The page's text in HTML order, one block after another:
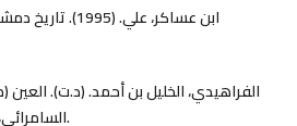
ابن عساكر، علي.
الفراهيدي، الخليل بن أحمد. (د.ت).
السامرائي، تحقيق)، دار ومكتبة الهلال.